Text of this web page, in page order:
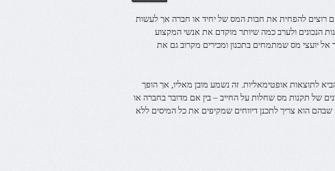
רוצים להפחית את חבות המס של יחיד או חברה אך לעשות
הנכונים ולערב כמה שיותר מוקדם את אנשי המקצוע
יועצי מס שמתמחים בתכנון ומכירים מקרוב גם את
לתוצאות אופטימאליות. זה נשמע מובן מאליו, אך הופך
של תקנות מס שחלות על החייב – בין אם מדובר בחברה או
שבהם הוא צריך לתכנן דיווחים שמקיפים את כל המיסים ללא